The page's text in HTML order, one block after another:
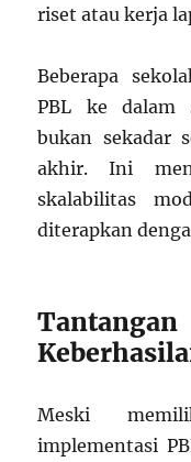
riset atau kerja
Beberapa
PBL ke dalam
bukan sekadar
akhir. Ini
skalabilitas
diterapkan
Meski
implementasi